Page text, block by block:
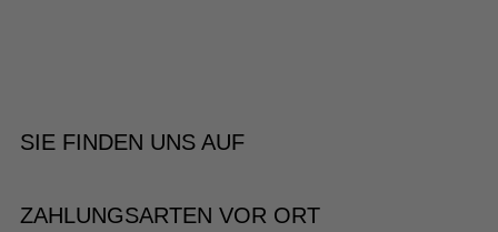
SIE FINDEN UNS AUF
ZAHLUNGSARTEN VOR ORT